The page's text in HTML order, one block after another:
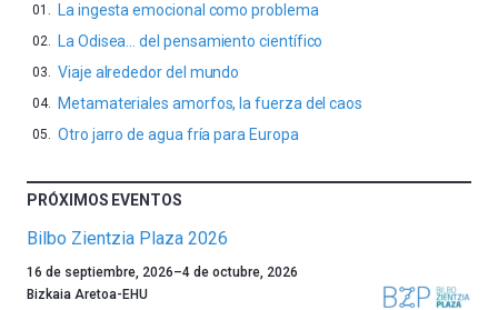
La ingesta emocional como problema
La Odisea… del pensamiento científico
Viaje alrededor del mundo
Metamateriales amorfos, la fuerza del caos
Otro jarro de agua fría para Europa
PRÓXIMOS EVENTOS
Bilbo Zientzia Plaza 2026
Un
año
16 de septiembre, 2026–4 de octubre, 2026
Bizkaia Aretoa-EHU